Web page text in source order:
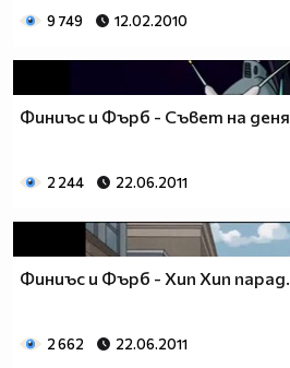
9 749 12.02.2010
Финиъс и Фърб - Съвет на деня
2 244 22.06.2011
Финиъс и Фърб - Хип Хип парад.
2 662 22.06.2011